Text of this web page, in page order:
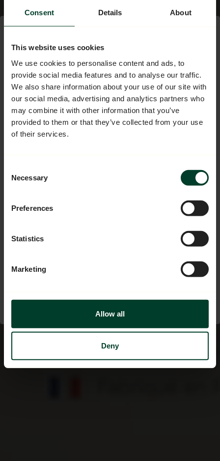
Consent Details About
This website uses cookies
We use cookies to personalise content and ads, to
provide social media features and to analyse our traffic.
We also share information about your use of our site with
our social media, advertising and analytics partners who
may combine it with other information that you’ve
provided to them or that they’ve collected from your use
of their services.
Selection
Necessary
Preferences
Statistics
Marketing
Allow all
Deny
10% de réduction sur
votre première
commande
La newsletter Onday, c'est des
conseils bien-être chaque